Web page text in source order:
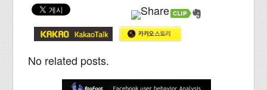
No related posts.